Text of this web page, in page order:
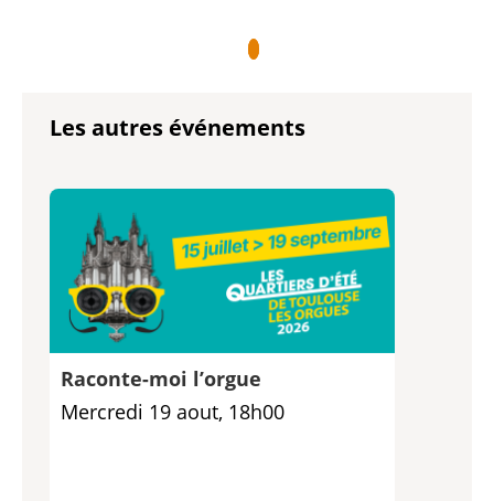
Les autres événements
Raconte-moi l’orgue
Mercredi 19 aout, 18h00